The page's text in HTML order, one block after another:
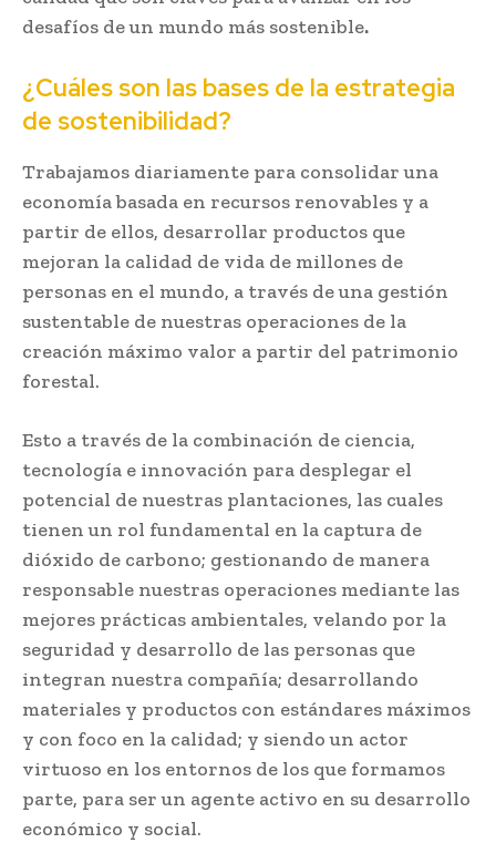
desafíos de un mundo más sostenible.
¿Cuáles son las bases de la estrategia
de sostenibilidad?
Trabajamos diariamente para consolidar una
economía basada en recursos renovables y a
partir de ellos, desarrollar productos que
mejoran la calidad de vida de millones de
personas en el mundo, a través de una gestión
sustentable de nuestras operaciones de la
creación máximo valor a partir del patrimonio
forestal.
Esto a través de la combinación de ciencia,
tecnología e innovación para desplegar el
potencial de nuestras plantaciones, las cuales
tienen un rol fundamental en la captura de
dióxido de carbono; gestionando de manera
responsable nuestras operaciones mediante las
mejores prácticas ambientales, velando por la
seguridad y desarrollo de las personas que
integran nuestra compañía; desarrollando
materiales y productos con estándares máximos
y con foco en la calidad; y siendo un actor
virtuoso en los entornos de los que formamos
parte, para ser un agente activo en su desarrollo
económico y social.